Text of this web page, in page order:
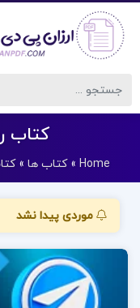
کتاب
Home
»کتاب ها »
موردی پیدا نشد